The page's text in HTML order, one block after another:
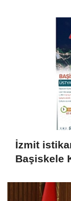
İzmit
Başiskele